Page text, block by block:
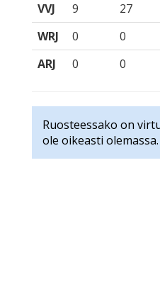
VVJ
9 27
WRJ
0 0
ARJ
0 0
Ruosteessako on
ole oikeasti olemassa.